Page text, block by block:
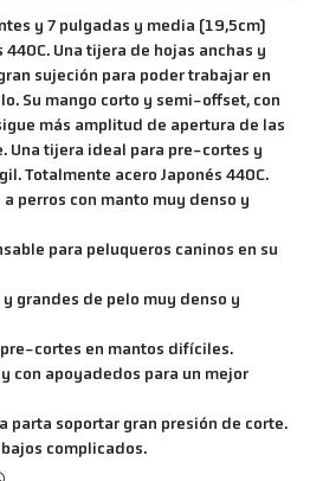
y 7 pulgadas y media (19,5cm)
Una tijera de hojas anchas y
sujeción para poder trabajar en
Su mango corto y semi-offset, con
más amplitud de apertura de las
Una tijera ideal para pre-cortes y
Totalmente acero Japonés 440C.
perros con manto muy denso y
para peluqueros caninos en su
grandes de pelo muy denso y
cortes en mantos difíciles.
con apoyadedos para un mejor
parta soportar gran presión de corte.
complicados.